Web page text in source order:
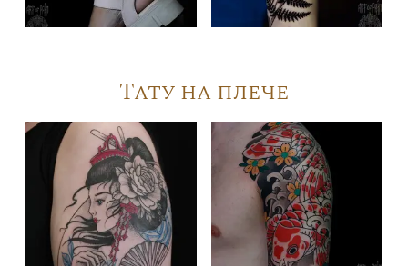
Тату на плече